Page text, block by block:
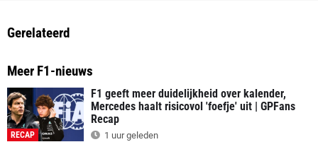
Gerelateerd
Meer F1-nieuws
RECAP
F1 geeft meer duidelijkheid over kalender,
Mercedes haalt risicovol 'foefje' uit | GPFans
Recap
1 uur geleden